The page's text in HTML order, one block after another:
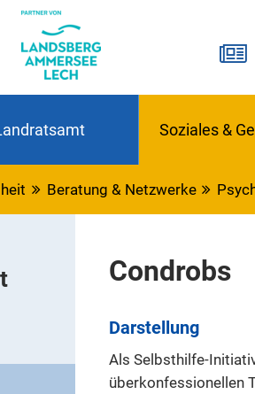
Soziales &
Beratung & Netzwerke
Condrobs
Darstellung
Als Selbsthilfe-
überkonfessionellen